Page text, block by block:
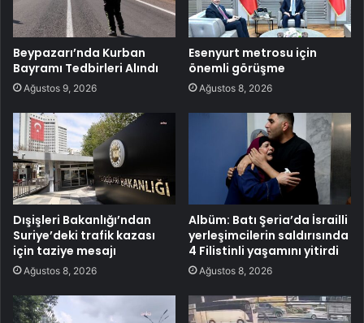
Beypazarı’nda Kurban
Bayramı Tedbirleri Alındı
Ağustos 9, 2026
Esenyurt metrosu için
önemli görüşme
Ağustos 8, 2026
Dışişleri Bakanlığı’ndan
Suriye’deki trafik kazası
için taziye mesajı
Ağustos 8, 2026
Albüm: Batı Şeria’da İsrailli
yerleşimcilerin saldırısında
4 Filistinli yaşamını yitirdi
Ağustos 8, 2026